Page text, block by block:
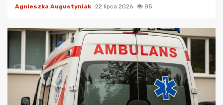
Agnieszka Augustyniak 22 lipca 2026 85